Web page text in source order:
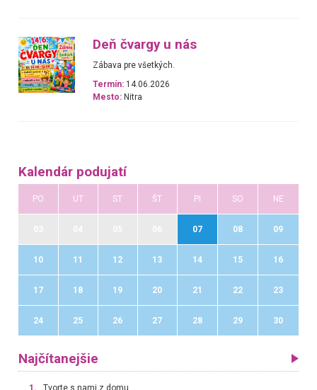
Deň čvargy u nás
Zábava pre všetkých.
Termín: 14.06.2026
Mesto: Nitra
Kalendár podujatí
PO UT ST ŠT PI SO NE
07 08 09
10 11 12 13 14 15 16
17 18 19 20 21 22 23
24 25 26 27 28 29 30
Najčítanejšie
1. Tvorte s nami z domu